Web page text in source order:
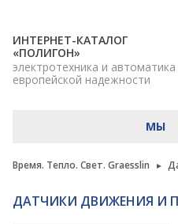
ИНТЕРНЕТ-КАТАЛОГ
«ПОЛИГОН»
электротехника и автоматика
европейской надежности
МЫ
Время. Тепло. Свет. Graesslin
ДАТЧИКИ ДВИЖЕНИЯ И